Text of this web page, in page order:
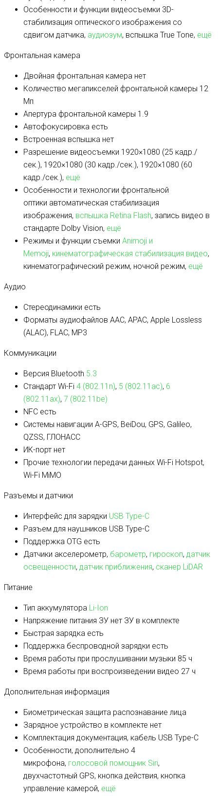
Особенности и функции видеосъемки 3D-
стабилизация оптического изображения со
сдвигом датчика, аудиозум, вспышка True Tone, ещё
Фронтальная камера
Двойная фронтальная камера нет
Количество мегапикселей фронтальной камеры 12
Мп
Апертура фронтальной камеры 1.9
Автофокусировка есть
Встроенная вспышка нет
Разрешение видеосъемки 1920×1080 (25 кадр./
сек.), 1920×1080 (30 кадр./сек.), 1920×1080 (60
кадр./сек.), ещё
Особенности и технологии фронтальной
оптики автоматическая стабилизация
изображения, вспышка Retina Flash, запись видео в
стандарте Dolby Vision, ещё
Режимы и функции съемки Animoji и
Memoji, кинематографическая стабилизация видео,
кинематографический режим, ночной режим, ещё
Аудио
Стереодинамики есть
Форматы аудиофайлов AAC, APAC, Apple Lossless
(ALAC), FLAC, MP3
Коммуникации
Версия Bluetooth 5.3
Стандарт Wi-Fi 4 (802.11n), 5 (802.11ac), 6
(802.11ax), 7 (802.11be)
NFC есть
Системы навигации A-GPS, BeiDou, GPS, Galileo,
QZSS, ГЛОНАСС
ИК-порт нет
Прочие технологии передачи данных Wi-Fi Hotspot,
Wi-Fi MiMO
Разъемы и датчики
Интерфейс для зарядки USB Type-C
Разъем для наушников USB Type-C
Поддержка OTG есть
Датчики акселерометр, барометр, гироскоп, датчик
освещенности, датчик приближения, сканер LiDAR
Питание
Тип аккумулятора Li-Ion
Напряжение питания ЗУ нет ЗУ в комплекте
Быстрая зарядка есть
Поддержка беспроводной зарядки есть
Время работы при прослушивании музыки 85 ч
Время работы при воспроизведении видео 27 ч
Дополнительная информация
Биометрическая защита распознавание лица
Зарядное устройство в комплекте нет
Комплектация документация, кабель USB Type-C
Особенности, дополнительно 4
микрофона, голосовой помощник Siri,
двухчастотный GPS, кнопка действия, кнопка
управление камерой, ещё